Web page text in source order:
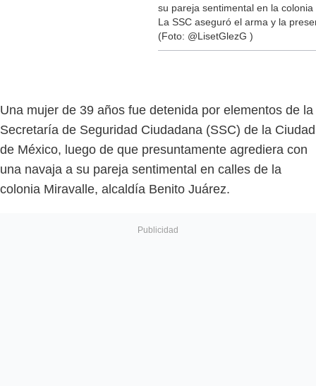
su pareja sentimental en la
La SSC aseguró el arma y la
(Foto: @LisetGlezG )
Una mujer de 39 años fue detenida por elementos de la
Secretaría de Seguridad Ciudadana (SSC) de la Ciudad
de México, luego de que presuntamente agrediera con
una navaja a su pareja sentimental en calles de la
colonia Miravalle, alcaldía Benito Juárez.